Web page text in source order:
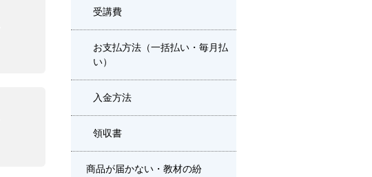
受講費
お支払方法（一括払い・毎月払
い）
入金方法
領収書
商品が届かない・教材の紛